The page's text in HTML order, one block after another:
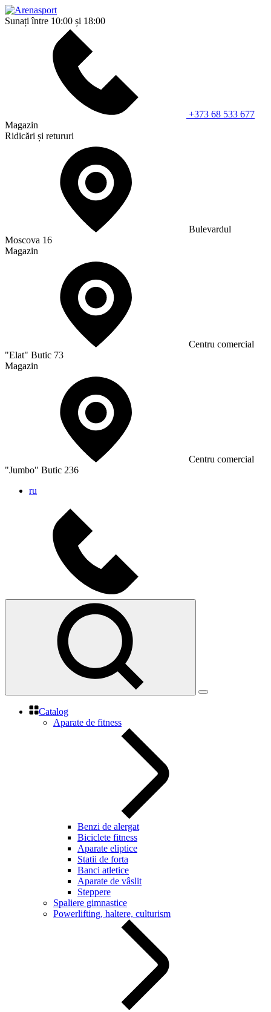
Sunați între 10:00 și 18:00
+373 68 533 677
Magazin
Ridicări și retururi
Bulevardul
Moscova 16
Magazin
Сentru comercial
"Elat" Butic 73
Magazin
Сentru comercial
"Jumbo" Butic 236
ru
Catalog
Aparate de fitness
Benzi de alergat
Biciclete fitness
Aparate eliptice
Statii de forta
Banci atletice
Aparate de vâslit
Steppere
Spaliere gimnastice
Powerlifting, haltere, culturism